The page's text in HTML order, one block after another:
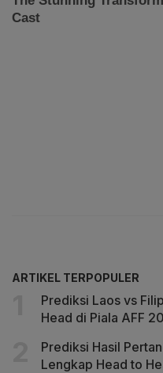
ARTIKEL TERPOPULER
Prediksi Laos vs
Head di Piala AFF
Prediksi Hasil
Lengkap Head to